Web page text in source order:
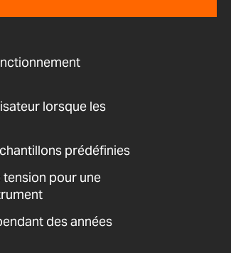
lorsque les
prédéfinies
tension pour une
des années